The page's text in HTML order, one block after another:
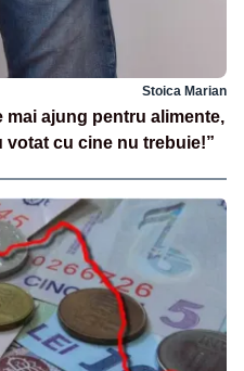
Stoica Marian
mai ajung pentru alimente,
votat cu cine nu trebuie!”